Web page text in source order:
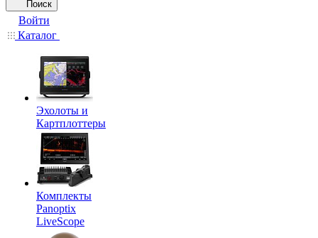
Поиск
Войти
Каталог
Эхолоты и
Картплоттеры
Комплекты
Panoptix
LiveScope